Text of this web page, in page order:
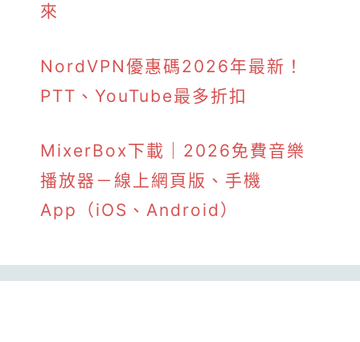
來
NordVPN優惠碼2026年最新！
PTT、YouTube最多折扣
MixerBox下載｜2026免費音樂
播放器－線上網頁版、手機
App（iOS、Android）